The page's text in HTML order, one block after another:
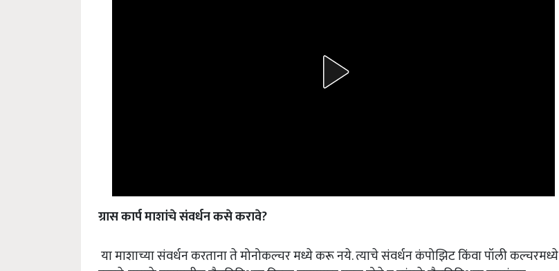
ग्रासकार्पमाशांचेसंवर्धनकसेकरावे?
या माशाच्या संवर्धन करताना ते मोनोकल्चर मध्ये करू नये. त्याचे संवर्धन कंपोझिट किंवा पॉली कल्चरमध्ये